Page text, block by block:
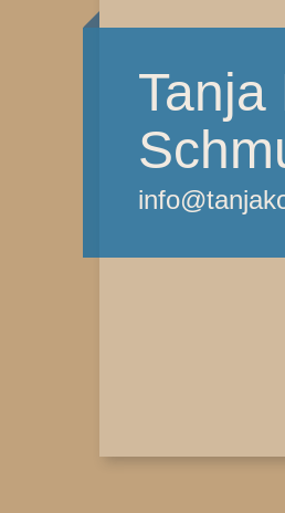
Tanja